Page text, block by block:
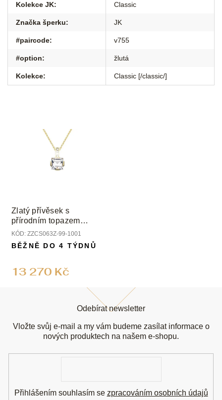
Kolekce JK: Classic
Značka šperku: JK
#paircode: v755
#option: žlutá
Kolekce: Classic [/classic/]
Zlatý přívěsek s
přírodním topazem
White a diamanty
KÓD: ZZCS063Z-99-1001
13 270 Kč
BĚŽNĚ DO 4 TÝDNŮ
Odebírat newsletter
Vložte svůj e-mail a my vám budeme zasílat informace o
nových produktech na našem e-shopu.
Přihlášením souhlasím se zpracováním osobních údajů